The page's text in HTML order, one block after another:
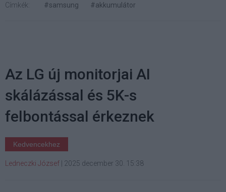
Címkék: #samsung #akkumulátor
Az LG új monitorjai AI
skálázással és 5K-s
felbontással érkeznek
Kedvencekhez
Ledneczki József 2025 december 30. 15:38